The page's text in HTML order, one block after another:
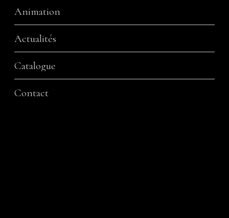
Animation
Actualités
Catalogue
Contact